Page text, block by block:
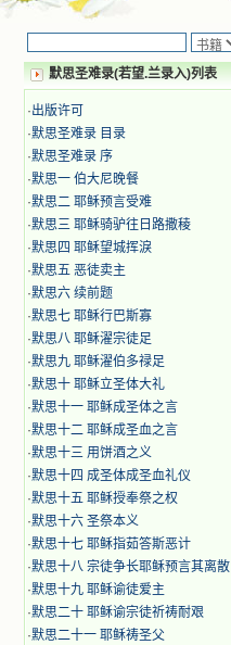
默思圣难录(若望.兰录入)列表
·出版许可
·默思圣难录 目录
·默思圣难录 序
·默思一 伯大尼晚餐
·默思二 耶稣预言受难
·默思三 耶稣骑驴往日路撒稜
·默思四 耶稣望城挥淚
·默思五 恶徒卖主
·默思六 续前题
·默思七 耶稣行巴斯寡
·默思八 耶稣濯宗徒足
·默思九 耶稣濯伯多禄足
·默思十 耶稣立圣体大礼
·默思十一 耶稣成圣体之言
·默思十二 耶稣成圣血之言
·默思十三 用饼酒之义
·默思十四 成圣体成圣血礼仪
·默思十五 耶稣授奉祭之权
·默思十六 圣祭本义
·默思十七 耶稣指茹答斯恶计
·默思十八 宗徒争长耶稣预言其离散
·默思十九 耶稣谕徒爱主
·默思二十 耶稣谕宗徒祈祷耐艰
·默思二十一 耶稣祷圣父